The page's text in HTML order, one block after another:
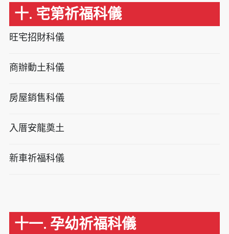
十. 宅第祈福科儀
旺宅招財科儀
商辦動土科儀
房屋銷售科儀
入厝安龍奠土
新車祈福科儀
十一. 孕幼祈福科儀